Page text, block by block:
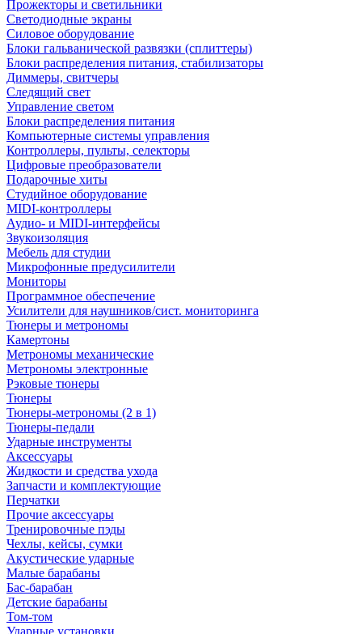
Прожекторы и светильники
Светодиодные экраны
Силовое оборудование
Блоки гальванической развязки (сплиттеры)
Блоки распределения питания, стабилизаторы
Диммеры, свитчеры
Следящий свет
Управление светом
Блоки распределения питания
Компьютерные системы управления
Контроллеры, пульты, селекторы
Цифровые преобразователи
Подарочные хиты
Студийное оборудование
MIDI-контроллеры
Аудио- и MIDI-интерфейсы
Звукоизоляция
Мебель для студии
Микрофонные предусилители
Мониторы
Программное обеспечение
Усилители для наушников/сист. мониторинга
Тюнеры и метрономы
Камертоны
Метрономы механические
Метрономы электронные
Рэковые тюнеры
Тюнеры
Тюнеры-метрономы (2 в 1)
Тюнеры-педали
Ударные инструменты
Аксессуары
Жидкости и средства ухода
Запчасти и комплектующие
Перчатки
Прочие аксессуары
Тренировочные пэды
Чехлы, кейсы, сумки
Акустические ударные
Mалые барабаны
Бас-барабан
Детские барабаны
Том-том
Ударные установки